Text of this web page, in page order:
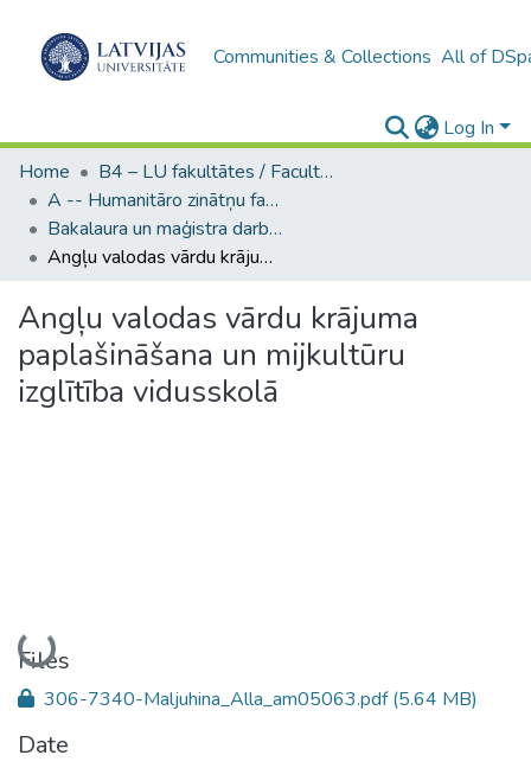
Communities & Collections All of
Log In
Home
B4 – LU fakultātes / Faculties of the UL
A -- Humanitāro zinātņu fakultāte / Faculty of Humanities
Bakalaura un maģistra darbi (HZF) / Bachelor's and Master's theses
Angļu valodas vārdu krājuma paplašināšana un mijkultūru izglītība vidusskolā
Angļu valodas vārdu krājuma
paplašināšana un mijkultūru
izglītība vidusskolā
Loading...
Files
306-7340-Maljuhina_Alla_am05063.pdf(5.64 MB)
Date